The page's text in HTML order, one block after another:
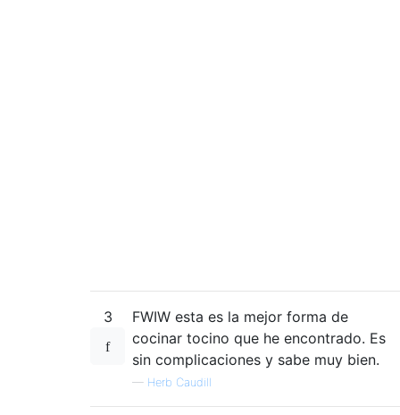
3
FWIW esta es la mejor forma de
cocinar tocino que he encontrado. Es
sin complicaciones y sabe muy bien.
— Herb Caudill